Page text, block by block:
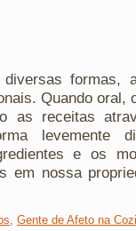
diversas formas,
Quando oral,
as receitas
levemente
e os
em nossa
, Gente de Afeto na